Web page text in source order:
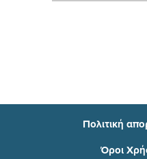
Πολιτική
Όροι